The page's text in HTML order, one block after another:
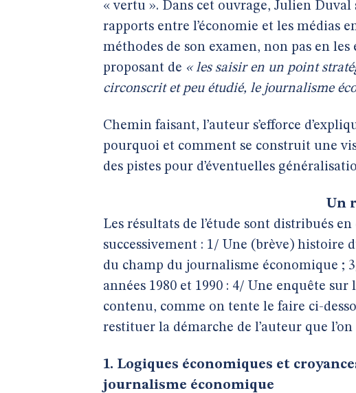
« vertu ». Dans cet ouvrage, Julien Duval
rapports entre l’économie et les médias
méthodes de son examen, non pas en
proposant de « les saisir en un point
circonscrit et peu étudié, le journalisme
Chemin faisant, l’auteur s’efforce
pourquoi et comment se construit une
des pistes pour d’éventuelles
Un
Les résultats de l’étude sont distribués
successivement : 1/ Une (brève) histoire
du champ du journalisme économique ;
années 1980 et 1990 : 4/ Une enquête
contenu, comme on tente le faire ci-
restituer la démarche de l’auteur que
1. Logiques économiques et
journalisme économique